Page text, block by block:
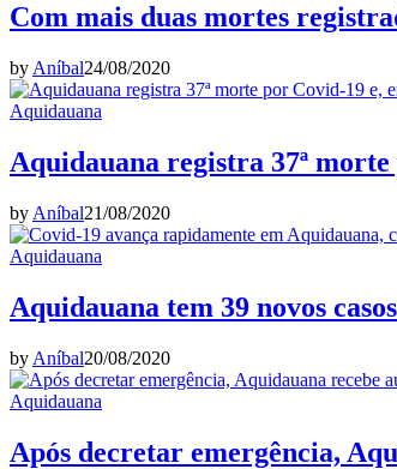
Com mais duas mortes
by Aníbal24/08/2020
Aquidauana
Aquidauana registra 37ª
by Aníbal21/08/2020
Aquidauana
Aquidauana tem 39 novos
by Aníbal20/08/2020
Aquidauana
Após decretar emergência,